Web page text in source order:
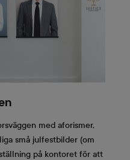
med aforismer,
små julfestbilder (om
på kontoret för att